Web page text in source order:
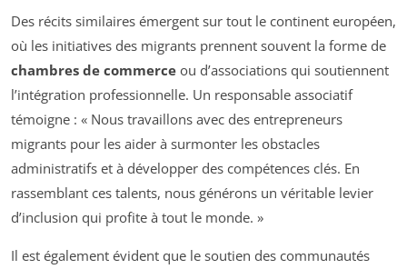
Des récits similaires émergent sur tout le continent européen,
où les initiatives des migrants prennent souvent la forme de
chambres de commerce ou d’associations qui soutiennent
l’intégration professionnelle. Un responsable associatif
témoigne : « Nous travaillons avec des entrepreneurs
migrants pour les aider à surmonter les obstacles
administratifs et à développer des compétences clés. En
rassemblant ces talents, nous générons un véritable levier
d’inclusion qui profite à tout le monde. »
Il est également évident que le soutien des communautés